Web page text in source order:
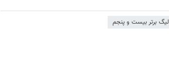
لیگ برتر بیست و پنجم